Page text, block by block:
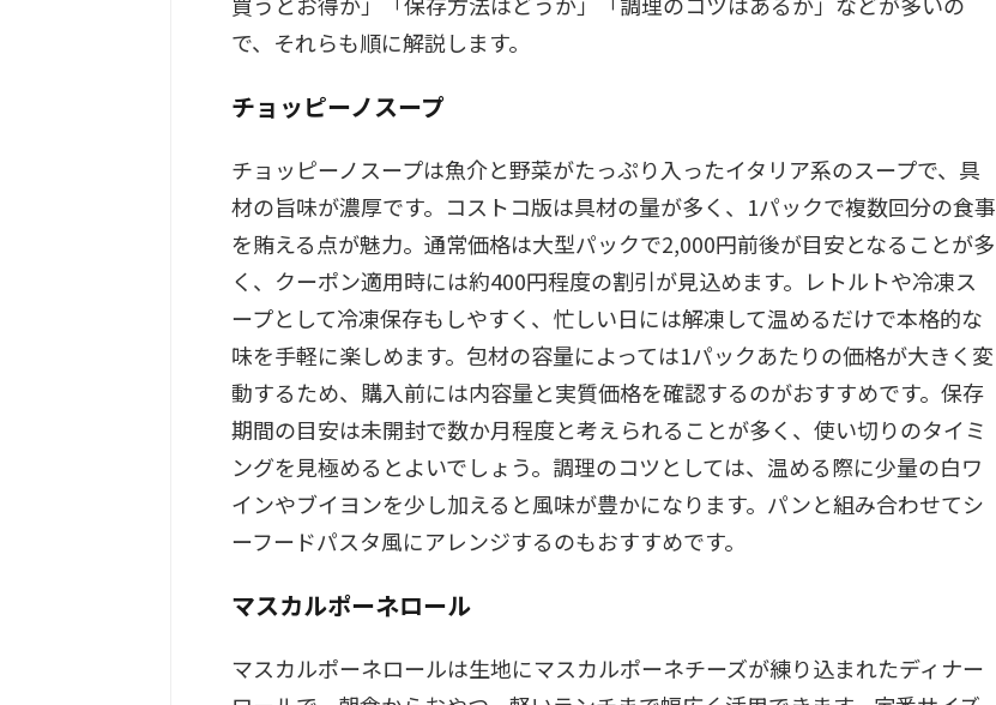
で、それらも順に解説します。
チョッピーノスープ
チョッピーノスープは魚介と野菜がたっぷり入ったイタリア系のスープで、具
材の旨味が濃厚です。コストコ版は具材の量が多く、1パックで複数回分の食事
を賄える点が魅力。通常価格は大型パックで2,000円前後が目安となることが多
く、クーポン適用時には約400円程度の割引が見込めます。レトルトや冷凍ス
ープとして冷凍保存もしやすく、忙しい日には解凍して温めるだけで本格的な
味を手軽に楽しめます。包材の容量によっては1パックあたりの価格が大きく変
動するため、購入前には内容量と実質価格を確認するのがおすすめです。保存
期間の目安は未開封で数か月程度と考えられることが多く、使い切りのタイミ
ングを見極めるとよいでしょう。調理のコツとしては、温める際に少量の白ワ
インやブイヨンを少し加えると風味が豊かになります。パンと組み合わせてシ
ーフードパスタ風にアレンジするのもおすすめです。
マスカルポーネロール
マスカルポーネロールは生地にマスカルポーネチーズが練り込まれたディナー